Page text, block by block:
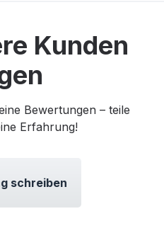
Kunden
Bewertungen – teile
Erfahrung!
schreiben